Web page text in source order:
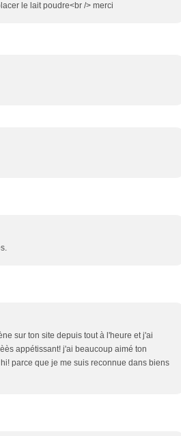
le lait poudre<br /> merci
sur ton site depuis tout à l'heure et j'ai
appétissant! j'ai beaucoup aimé ton
parce que je me suis reconnue dans biens